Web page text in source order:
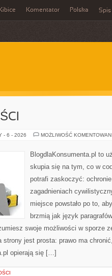
Kibice Komentator Polska Spis
- 6 - 2026 MOŻLIWOŚĆ
BlogdlaKonsumenta.pl to
skupia się na tym, co w
potrafi zaskoczyć:
zagadnieniach
miejsce powstało po to,
brzmią jak język
swoje możliwości w sporze
strony jest prosta: prawo ma
opierają się […]